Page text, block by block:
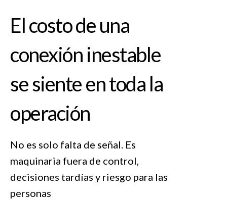
El costo de una
conexión inestable
se siente en toda la
operación
No es solo falta de señal. Es
maquinaria fuera de control,
decisiones tardías y riesgo para las
personas